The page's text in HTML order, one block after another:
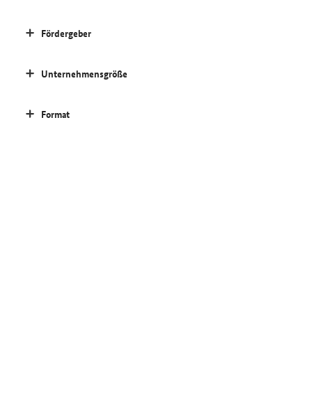
Fördergeber
Unternehmensgröße
Format